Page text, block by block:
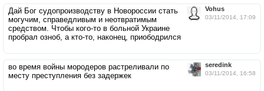
Vohus
03/11/2014, 17:09
Дай Бог судопроизводству в Новороссии стать
могучим, справедливым и неотвратимым
средством. Чтобы кого-то в больной Украине
пробрал озноб, а кто-то, наконец, приободрился
seredink
03/11/2014, 16:58
во время войны мородеров растреливали по
месту преступления без задержек